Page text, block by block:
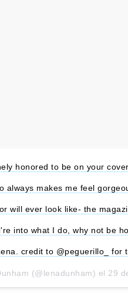
honored to be on your
always makes me feel
will ever look like- the
into what I do, why not be
credit to @peguerillo_ for
(@lenadunham) el 29